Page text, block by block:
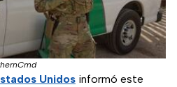
Unidos informó este